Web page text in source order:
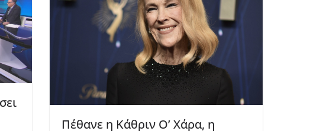
Πέθανε η Κάθριν Ο’ Χάρα, η